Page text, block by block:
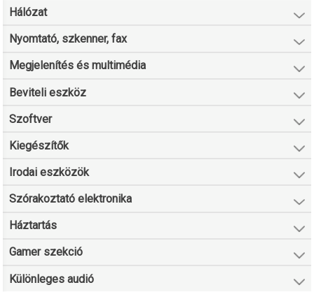
Hálózat
Nyomtató, szkenner, fax
Megjelenítés és multimédia
Beviteli eszköz
Szoftver
Kiegészítők
Irodai eszközök
Szórakoztató elektronika
Háztartás
Gamer szekció
Különleges audió